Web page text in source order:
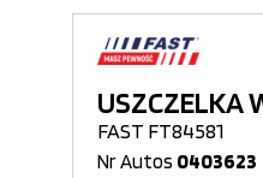
USZCZELKA
FAST FT84581
Nr Autos 0403623